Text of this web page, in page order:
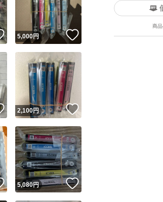
ユーザーの実績について
商
いいね！
5,000円
いいね！
2,100円
いいね！
5,080円 いいね！